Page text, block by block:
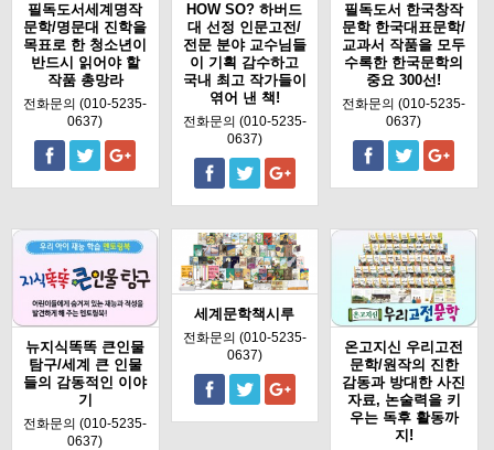
필독도서세계명작
문학/명문대 진학을
목표로 한 청소년이
반드시 읽어야 할
작품 총망라
전화문의 (010-5235-
0637)
HOW SO? 하버드
대 선정 인문고전/
전문 분야 교수님들
이 기획 감수하고
국내 최고 작가들이
엮어 낸 책!
전화문의 (010-5235-
0637)
필독도서 한국창작
문학 한국대표문학/
교과서 작품을 모두
수록한 한국문학의
중요 300선!
전화문의 (010-5235-
0637)
뉴지식똑똑 큰인물
탐구/세계 큰 인물
들의 감동적인 이야
기
전화문의 (010-5235-
0637)
세계문학책시루
전화문의 (010-5235-
0637)
온고지신 우리고전
문학/원작의 진한
감동과 방대한 사진
자료, 논술력을 키
우는 독후 활동까
지!